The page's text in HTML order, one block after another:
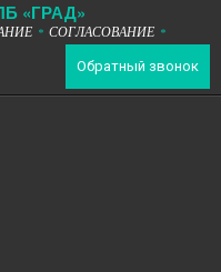
Б «ГРАД»
* СОГЛАСОВАНИЕ *
Обратный звонок